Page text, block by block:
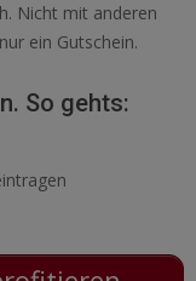
Nicht mit anderen
ein Gutschein.
So gehts: